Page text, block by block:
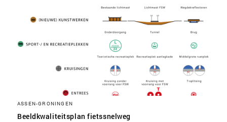
ASSEN-GRONINGEN
Beeldkwaliteitsplan fietssnelweg